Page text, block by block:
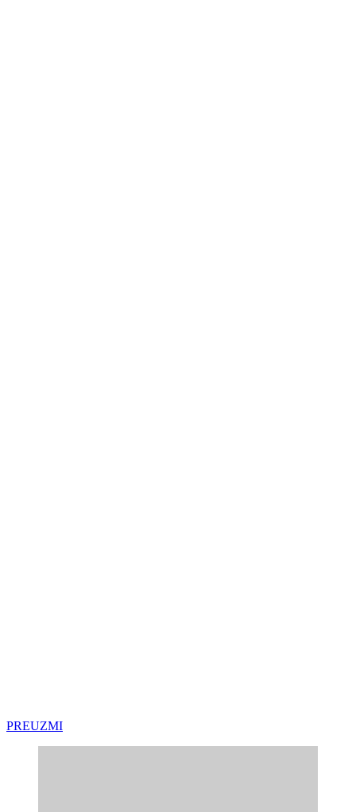
PREUZMI